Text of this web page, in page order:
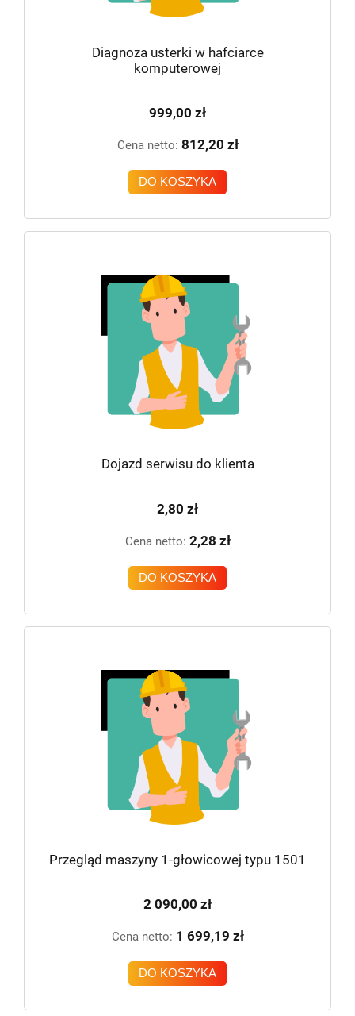
Diagnoza usterki w hafciarce
komputerowej
999,00 zł
Cena netto: 812,20 zł
DO KOSZYKA
Dojazd serwisu do klienta
2,80 zł
Cena netto: 2,28 zł
DO KOSZYKA
Przegląd maszyny 1-głowicowej typu 1501
2 090,00 zł
Cena netto: 1 699,19 zł
DO KOSZYKA